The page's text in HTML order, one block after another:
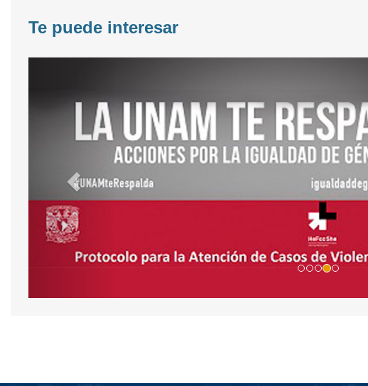
Te puede interesar